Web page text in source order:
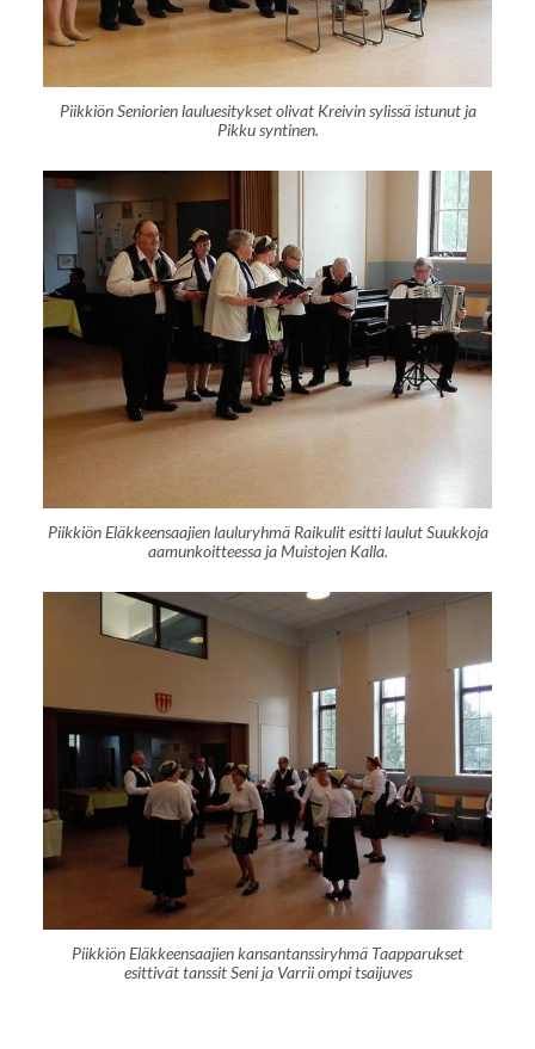
Piikkiön Seniorien lauluesitykset olivat Kreivin sylissä istunut ja
Pikku syntinen.
Piikkiön Eläkkeensaajien lauluryhmä Raikulit esitti laulut Suukkoja
aamunkoitteessa ja Muistojen Kalla.
Piikkiön Eläkkeensaajien kansantanssiryhmä Taapparukset
esittivät tanssit Seni ja Varrii ompi tsaijuves